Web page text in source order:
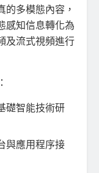
的多模態內容，
感知信息轉化為
及流式視頻進行
礎智能技術研
與應用程序接